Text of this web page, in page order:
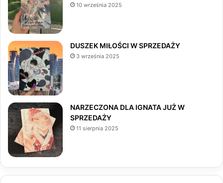
k
10 września 2025
DUSZEK MIŁOŚCI W SPRZEDAŻY
3 września 2025
NARZECZONA DLA IGNATA JUŻ W
SPRZEDAŻY
11 sierpnia 2025